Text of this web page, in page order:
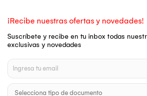
¡Recibe nuestras ofertas y novedades!
Suscríbete y recibe en tu inbox todas
exclusivas y novedades